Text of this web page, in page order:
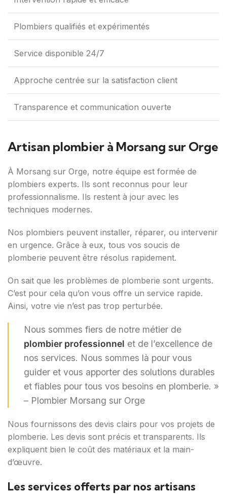
Plombiers qualifiés et expérimentés
Service disponible 24/7
Approche centrée sur la satisfaction client
Transparence et communication ouverte
Artisan plombier à Morsang sur Orge
À Morsang sur Orge, notre équipe est formée de
plombiers experts. Ils sont reconnus pour leur
professionnalisme. Ils restent à jour avec les
techniques modernes.
Nos plombiers peuvent installer, réparer, ou intervenir
en urgence. Grâce à eux, tous vos soucis de
plomberie peuvent être résolus rapidement.
On sait que les problèmes de plomberie sont urgents.
C’est pour cela qu’on vous offre un service rapide.
Ainsi, votre vie n’est pas trop perturbée.
Nous sommes fiers de notre métier de
plombier professionnel et de l’excellence de
nos services. Nous sommes là pour vous
guider et vous apporter des solutions durables
et fiables pour tous vos besoins en plomberie. »
– Plombier Morsang sur Orge
Nous fournissons des devis clairs pour vos projets de
plomberie. Les devis sont précis et transparents. Ils
expliquent bien le coût des matériaux et la main-
d’œuvre.
Les services offerts par nos artisans